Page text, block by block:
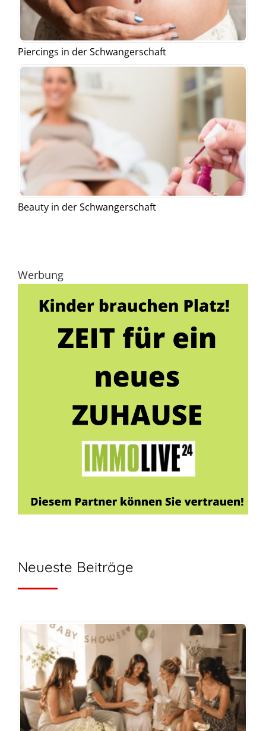
Piercings in der Schwangerschaft
Beauty in der Schwangerschaft
Werbung
Neueste Beiträge